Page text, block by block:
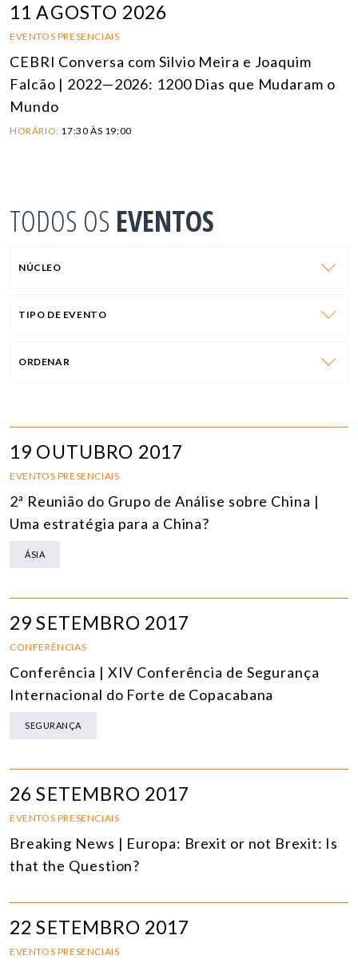
11 AGOSTO 2026
EVENTOS PRESENCIAIS
CEBRI Conversa com Silvio Meira e Joaquim
Falcão | 2022—2026: 1200 Dias que Mudaram o
Mundo
HORÁRIO: 17:30 ÀS 19:00
TODOS OS EVENTOS
NÚCLEO
TIPO DE EVENTO
ORDENAR
19 OUTUBRO 2017
EVENTOS PRESENCIAIS
2ª Reunião do Grupo de Análise sobre China |
Uma estratégia para a China?
ÁSIA
29 SETEMBRO 2017
CONFERÊNCIAS
Conferência | XIV Conferência de Segurança
Internacional do Forte de Copacabana
SEGURANÇA
26 SETEMBRO 2017
EVENTOS PRESENCIAIS
Breaking News | Europa: Brexit or not Brexit: Is
that the Question?
22 SETEMBRO 2017
EVENTOS PRESENCIAIS